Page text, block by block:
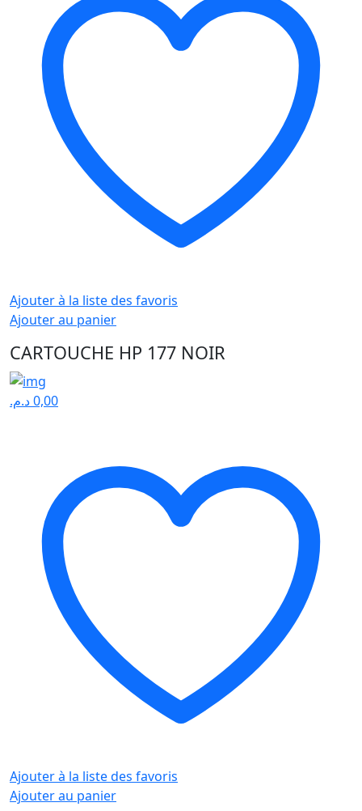
Ajouter à la liste des favoris
Ajouter au panier
CARTOUCHE HP 177 NOIR
0,00د.م.
Ajouter à la liste des favoris
Ajouter au panier